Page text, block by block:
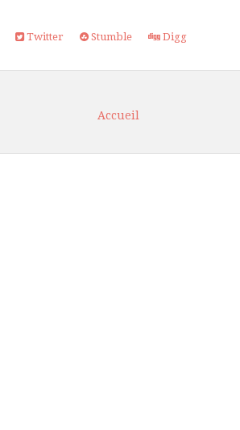
Twitter Stumble Digg
Accueil